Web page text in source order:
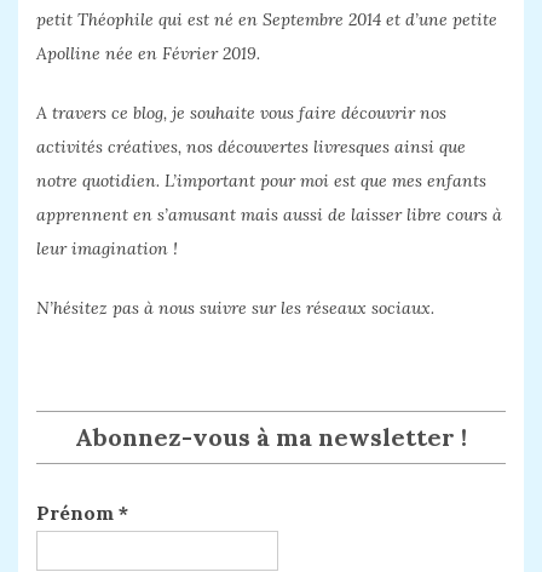
petit Théophile qui est né en Septembre 2014 et d’une petite
Apolline née en Février 2019.
A travers ce blog, je souhaite vous faire découvrir nos
activités créatives, nos découvertes livresques ainsi que
notre quotidien. L’important pour moi est que mes enfants
apprennent en s’amusant mais aussi de laisser libre cours à
leur imagination !
N’hésitez pas à nous suivre sur les réseaux sociaux.
Abonnez-vous à ma newsletter !
Prénom *